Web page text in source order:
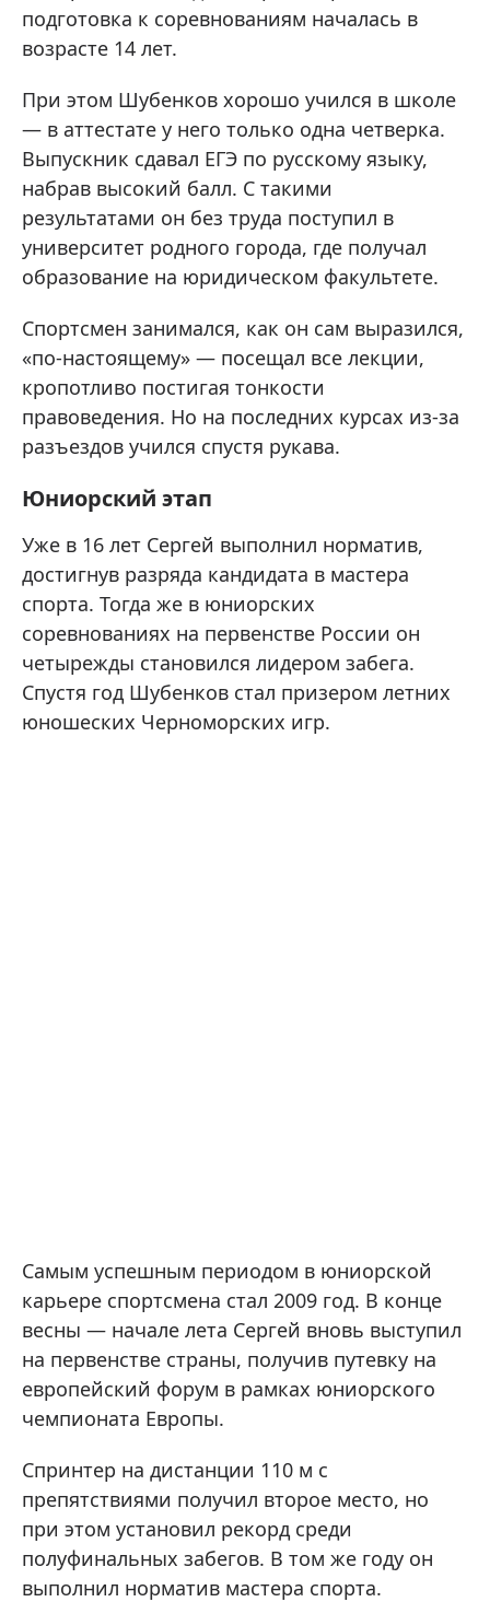
подготовка к соревнованиям началась в
возрасте 14 лет.
При этом Шубенков хорошо учился в школе
— в аттестате у него только одна четверка.
Выпускник сдавал ЕГЭ по русскому языку,
набрав высокий балл. С такими
результатами он без труда поступил в
университет родного города, где получал
образование на юридическом факультете.
Спортсмен занимался, как он сам выразился,
«по-настоящему» — посещал все лекции,
кропотливо постигая тонкости
правоведения. Но на последних курсах из-за
разъездов учился спустя рукава.
Юниорский этап
Уже в 16 лет Сергей выполнил норматив,
достигнув разряда кандидата в мастера
спорта. Тогда же в юниорских
соревнованиях на первенстве России он
четырежды становился лидером забега.
Спустя год Шубенков стал призером летних
юношеских Черноморских игр.
Самым успешным периодом в юниорской
карьере спортсмена стал 2009 год. В конце
весны — начале лета Сергей вновь выступил
на первенстве страны, получив путевку на
европейский форум в рамках юниорского
чемпионата Европы.
Спринтер на дистанции 110 м с
препятствиями получил второе место, но
при этом установил рекорд среди
полуфинальных забегов. В том же году он
выполнил норматив мастера спорта.